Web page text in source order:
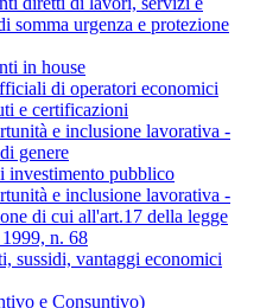
somma urgenza e protezione
in house
di operatori economici
e certificazioni
e inclusione lavorativa -
genere
investimento pubblico
e inclusione lavorativa -
di cui all'art.17 della legge
n. 68
sussidi, vantaggi economici
e Consuntivo)